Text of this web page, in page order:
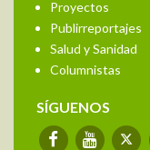
Proyectos
Publirreportajes
Salud y Sanidad
Columnistas
SÍGUENOS